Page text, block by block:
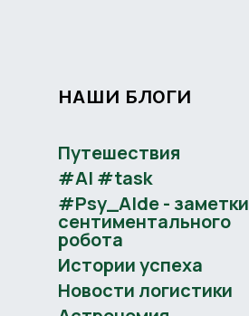
НАШИ БЛОГИ
Путешествия
#AI #task
#Psy_AIde - заметки
сентиментального
робота
Истории успеха
Новости логистики